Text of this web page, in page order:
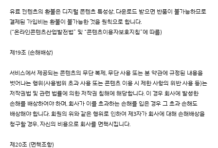
유료 컨텐츠의 환불은 디지털 콘텐츠 특성상, 다운로드 받으면 반품이 불가능하므로
결제된 가입비는 환불이 불가능한 것을 원칙으로 합니다.
(“온라인콘텐츠산업발전법” 및 “콘텐츠이용자보호지침”에 따름)
제19조 (손해배상)
서비스에서 제공되는 콘텐츠의 무단 복제, 무단 사용 또는 본 약관에 규정된 내용을
벗어나는 행위(사용범위 초과 사용 또는 콘텐츠 이용 시 제한 사항의 위반 사용 등)는
저작권법 및 관련 법률에 의한 저작권 침해에 해당합니다. 이 경우 회사에 발생한
손해를 배상하여야 하며, 회사가 이를 초과하는 손해를 입은 경우 그 초과 손해도
배상해야 합니다. 회원의 위와 같은 행위로 인하여 제3자가 회사에 대해 손해배상을
청구할 경우, 자신의 비용으로 회사를 면책시킵니다.
제20조 (면책조항)